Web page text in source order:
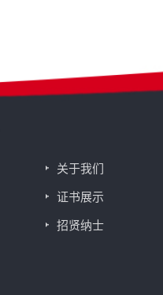
关于我们
证书展示
招贤纳士